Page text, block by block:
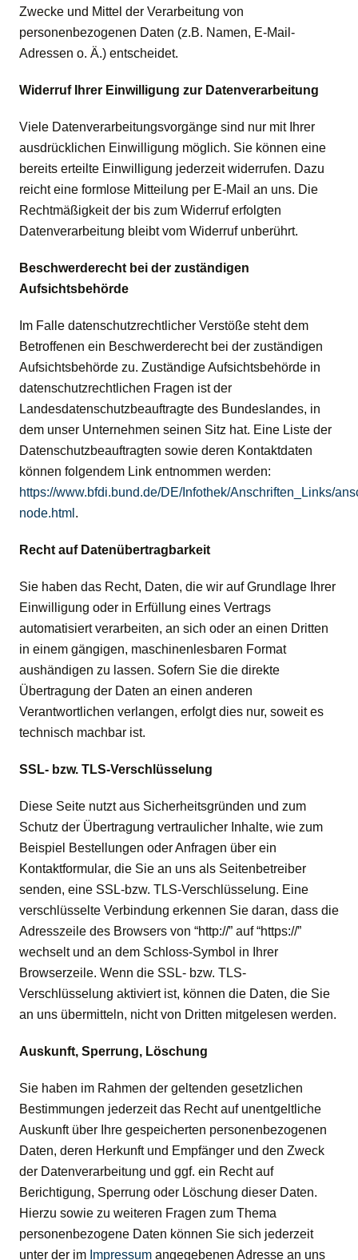
Zwecke und Mittel der Verarbeitung von
personenbezogenen Daten (z.B. Namen, E-Mail-
Adressen o. Ä.) entscheidet.
Widerruf Ihrer Einwilligung zur Datenverarbeitung
Viele Datenverarbeitungsvorgänge sind nur mit Ihrer
ausdrücklichen Einwilligung möglich. Sie können eine
bereits erteilte Einwilligung jederzeit widerrufen. Dazu
reicht eine formlose Mitteilung per E-Mail an uns. Die
Rechtmäßigkeit der bis zum Widerruf erfolgten
Datenverarbeitung bleibt vom Widerruf unberührt.
Beschwerderecht bei der zuständigen
Aufsichtsbehörde
Im Falle datenschutzrechtlicher Verstöße steht dem
Betroffenen ein Beschwerderecht bei der zuständigen
Aufsichtsbehörde zu. Zuständige Aufsichtsbehörde in
datenschutzrechtlichen Fragen ist der
Landesdatenschutzbeauftragte des Bundeslandes, in
dem unser Unternehmen seinen Sitz hat. Eine Liste der
Datenschutzbeauftragten sowie deren Kontaktdaten
können folgendem Link entnommen werden:
https://www.bfdi.bund.de/DE/Infothek/Anschriften_Links/
node.html .
Recht auf Datenübertragbarkeit
Sie haben das Recht, Daten, die wir auf Grundlage Ihrer
Einwilligung oder in Erfüllung eines Vertrags
automatisiert verarbeiten, an sich oder an einen Dritten
in einem gängigen, maschinenlesbaren Format
aushändigen zu lassen. Sofern Sie die direkte
Übertragung der Daten an einen anderen
Verantwortlichen verlangen, erfolgt dies nur, soweit es
technisch machbar ist.
SSL- bzw. TLS-Verschlüsselung
Diese Seite nutzt aus Sicherheitsgründen und zum
Schutz der Übertragung vertraulicher Inhalte, wie zum
Beispiel Bestellungen oder Anfragen über ein
Kontaktformular, die Sie an uns als Seitenbetreiber
senden, eine SSL-bzw. TLS-Verschlüsselung. Eine
verschlüsselte Verbindung erkennen Sie daran, dass die
Adresszeile des Browsers von “http://” auf “https://”
wechselt und an dem Schloss-Symbol in Ihrer
Browserzeile. Wenn die SSL- bzw. TLS-
Verschlüsselung aktiviert ist, können die Daten, die Sie
an uns übermitteln, nicht von Dritten mitgelesen werden.
Auskunft, Sperrung, Löschung
Sie haben im Rahmen der geltenden gesetzlichen
Bestimmungen jederzeit das Recht auf unentgeltliche
Auskunft über Ihre gespeicherten personenbezogenen
Daten, deren Herkunft und Empfänger und den Zweck
der Datenverarbeitung und ggf. ein Recht auf
Berichtigung, Sperrung oder Löschung dieser Daten.
Hierzu sowie zu weiteren Fragen zum Thema
personenbezogene Daten können Sie sich jederzeit
unter der im Impressum angegebenen Adresse an uns